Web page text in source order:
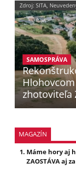
Zdroj: SITA,
SAMOSPRÁVA
zhotoviteľa
MAGAZÍN
Máme hory aj
ZAOSTÁVA aj